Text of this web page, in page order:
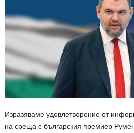
Изразяваме удовлетворение от
на среща с българския премиер